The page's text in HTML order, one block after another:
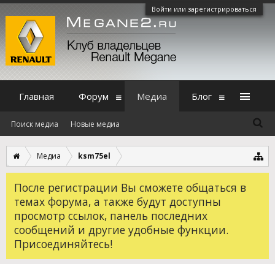
Войти или зарегистрироваться
Медиа ksm75el
После регистрации Вы сможете общаться в
темах форума, а также будут доступны
просмотр ссылок, панель последних
сообщений и другие удобные функции.
Присоединяйтесь!
Главная Форум Медиа
Поиск медиа Новые медиа
Блог